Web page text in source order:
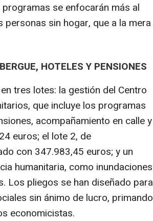
se enfocarán más al
sin hogar, que a la mera
HOTELES Y PENSIONES
tres lotes: la gestión del Centro
que incluye los programas
acompañamiento en calle y
euros; el lote 2, de
con 347.983,45 euros; y un
humanitaria, como inundaciones
Los pliegos se han diseñado para
sin ánimo de lucro, primando
economicistas.